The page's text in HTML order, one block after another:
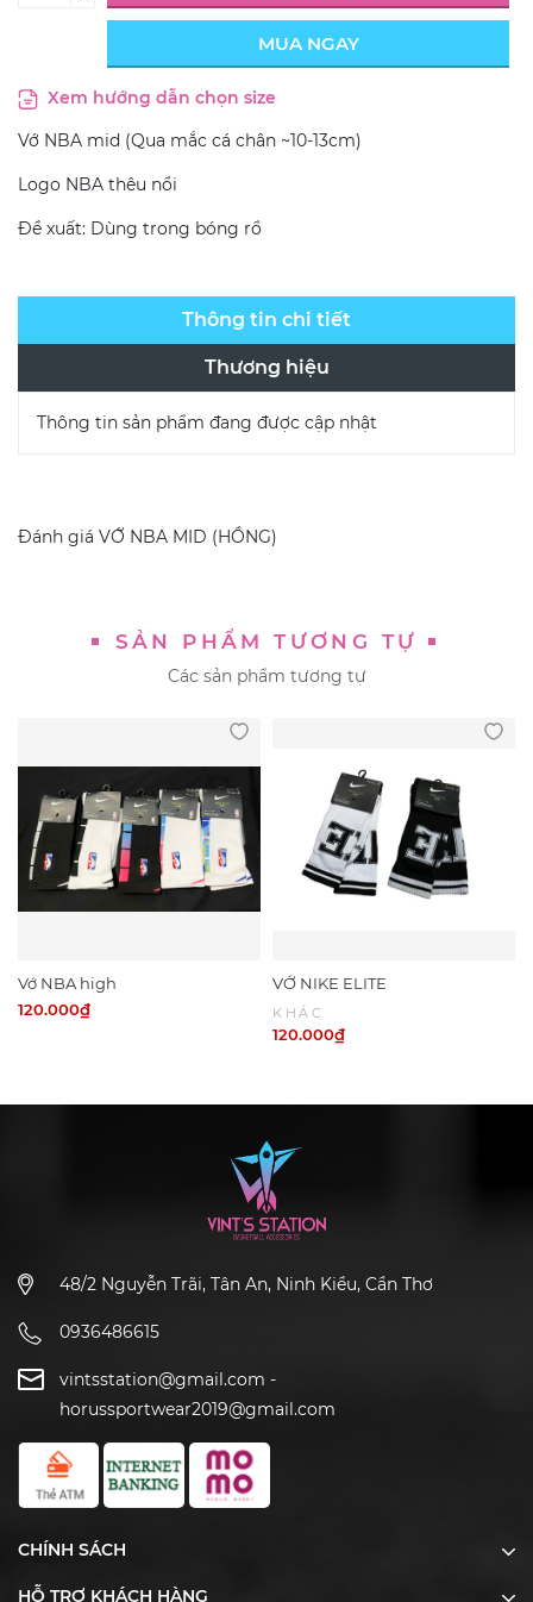
MUA NGAY
Xem hướng dẫn chọn size
Vớ NBA mid (Qua mắc cá chân ~10-13cm)
Logo NBA thêu nổi
Đề xuất: Dùng trong bóng rổ
Thông tin chi tiết
Thương hiệu
Thông tin sản phẩm đang được cập nhật
Đánh giá VỚ NBA MID (HỒNG)
SẢN PHẨM TƯƠNG TỰ
Các sản phẩm tương tự
Vớ NBA high
120.000₫
VỚ NIKE ELITE
KHÁC
120.000₫
48/2 Nguyễn Trãi, Tân An, Ninh Kiều, Cần Thơ
0936486615
vintsstation@gmail.com -
horussportwear2019@gmail.com
CHÍNH SÁCH
HỖ TRỢ KHÁCH HÀNG